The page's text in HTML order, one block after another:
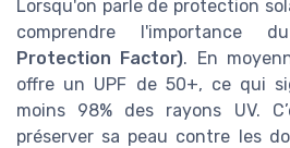
Lorsqu'on parle de protection
comprendre l'importance
Protection Factor). En
offre un UPF de 50+, ce qui
moins 98% des rayons UV.
préserver sa peau contre les